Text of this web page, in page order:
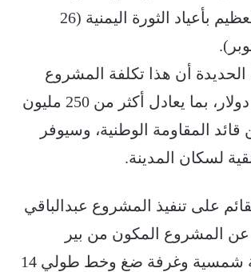
شعبنا اليمني العظيم بأعياد الثورة اليمنية (26
أن هذا تكلفة المشروع
بلغت 400 الف دولار، بما يعادل أكثر من 250 مليون
المقاومة الوطنية، وسيوفر
لسكان المدينة.
على تنفيذ المشروع عبدالباقي
المشروع المكون من بير
ارتوازية وطاقة شمسية وغرفة ضغ وخط طولي 14